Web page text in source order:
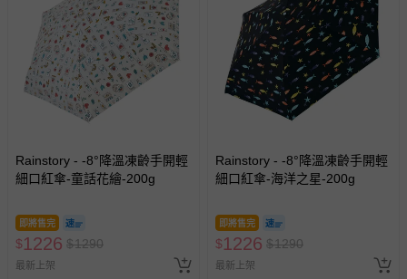
Rainstory - -8°降溫凍齡手開輕
細口紅傘-童話花繪-200g
即將售完
$1226 $1290
最新上架
Rainstory - -8°降溫凍齡手開輕
細口紅傘-海洋之星-200g
即將售完
$1226 $1290
最新上架